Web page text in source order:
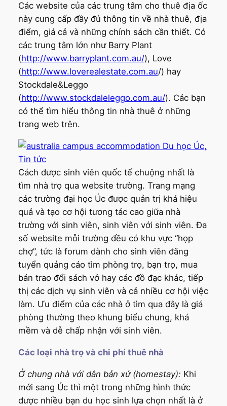
Các website của các trung tâm cho thuê địa ốc
này cung cấp đầy đủ thông tin về nhà thuê, địa
điểm, giá cả và những chính sách cần thiết. Có
các trung tâm lớn như Barry Plant
(http://www.barryplant.com.au/), Love
(http://www.loverealestate.com.au/) hay
Stockdale&Leggo
(http://www.stockdaleleggo.com.au/). Các bạn
có thể tìm hiểu thông tin nhà thuê ở những
trang web trên.
Cách được sinh viên quốc tế chuộng nhất là
tìm nhà trọ qua website trường. Trang mạng
các trường đại học Úc được quản trị khá hiệu
quả và tạo cơ hội tương tác cao giữa nhà
trường với sinh viên, sinh viên với sinh viên. Đa
số website mỗi trường đều có khu vực “họp
chợ”, tức là forum dành cho sinh viên đăng
tuyển quảng cáo tìm phòng trọ, bạn trọ, mua
bán trao đổi sách vở hay các đồ đạc khác, tiếp
thị các dịch vụ sinh viên và cả nhiều cơ hội việc
làm. Ưu điểm của các nhà ở tìm qua đây là giá
phòng thường theo khung biểu chung, khá
mềm và dễ chấp nhận với sinh viên.
Các loại nhà trọ và chi phí thuê nhà
Ở chung nhà với dân bản xứ (homestay): Khi
mới sang Úc thì một trong những hình thức
được nhiều bạn du học sinh lựa chọn nhất là ở